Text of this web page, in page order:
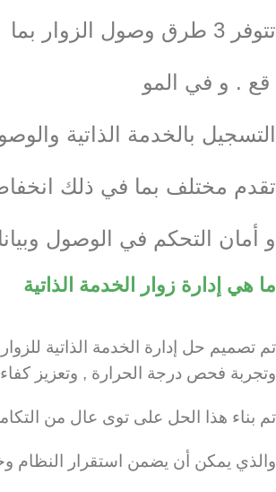
تتوفر 3 طرق وصول الزوار بما ‏ في ذلك التسجيل المسبق عبر الإنترنت
قع .‎ و في المو
التسجيل بالخدمة الذاتية
تقدم مختلف بما في ذلك انخفاض
و أمان التحكم في الوصول
ما هي إدارة زوار الخدمة الذاتية
تم تصميم حل إدارة الخدمة الذاتية
وتجربة فحص درجة الحرارة , وتعزيز
تم بناء هذا الحل على توى عال من
والذي يمكن أن يضمن استقرار النظام